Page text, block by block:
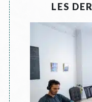
LES